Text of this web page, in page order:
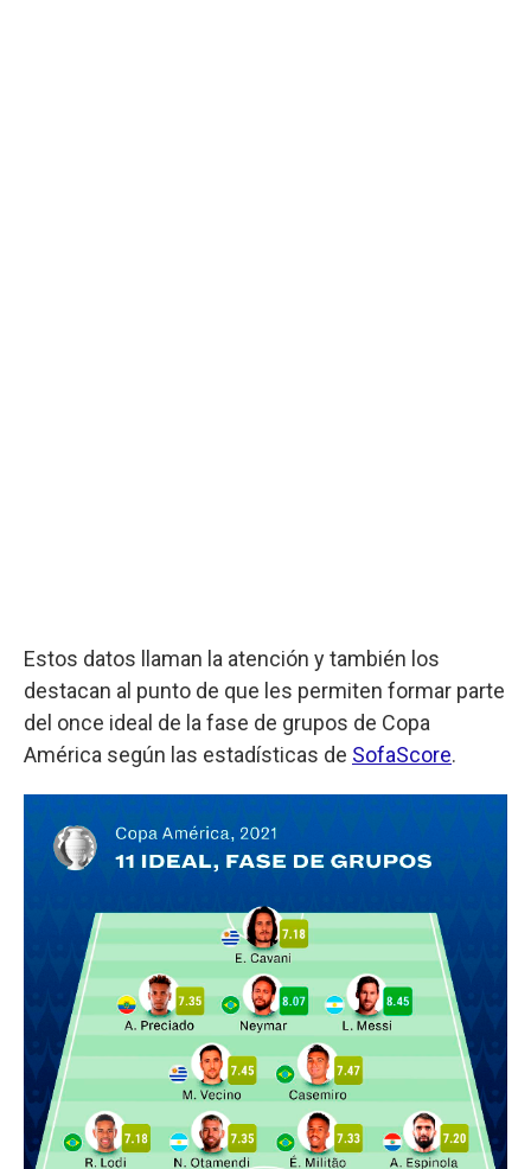
Estos datos llaman la atención y también los
destacan al punto de que les permiten formar parte
del once ideal de la fase de grupos de Copa
América según las estadísticas de SofaScore.